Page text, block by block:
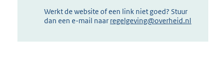
Werkt de website of een link niet goed? Stuur
dan een e-mail naar regelgeving@overheid.nl